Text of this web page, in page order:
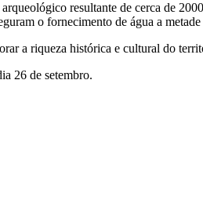
resultante de cerca de
o fornecimento de água a
a riqueza histórica e cultural do
26 de setembro.